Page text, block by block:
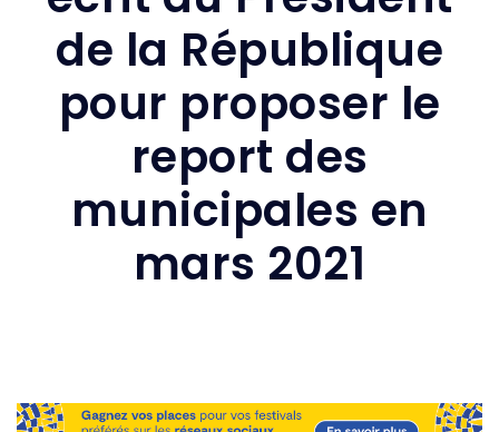
de la République
pour proposer le
report des
municipales en
mars 2021